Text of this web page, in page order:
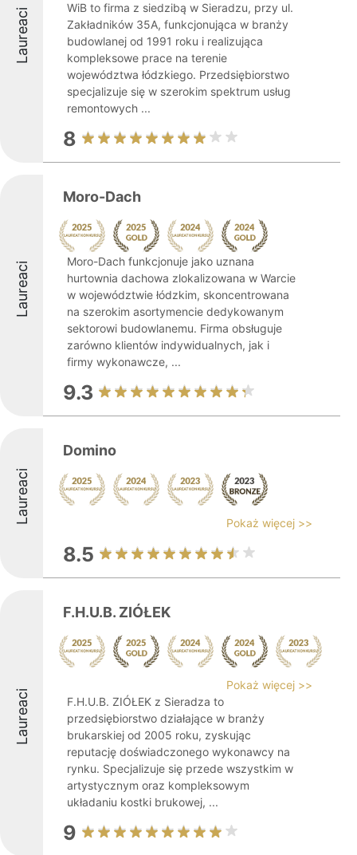
Laureaci
WiB to firma z siedzibą w Sieradzu, przy ul.
Zakładników 35A, funkcjonująca w branży
budowlanej od 1991 roku i realizująca
kompleksowe prace na terenie
województwa łódzkiego. Przedsiębiorstwo
specjalizuje się w szerokim spektrum usług
remontowych ...
8
Laureaci
Moro-Dach
Moro-Dach funkcjonuje jako uznana
hurtownia dachowa zlokalizowana w Warcie
w województwie łódzkim, skoncentrowana
na szerokim asortymencie dedykowanym
sektorowi budowlanemu. Firma obsługuje
zarówno klientów indywidualnych, jak i
firmy wykonawcze, ...
9.3
Laureaci
Domino
Pokaż więcej >>
8.5
Laureaci
F.H.U.B. ZIÓŁEK
Pokaż więcej >>
F.H.U.B. ZIÓŁEK z Sieradza to
przedsiębiorstwo działające w branży
brukarskiej od 2005 roku, zyskując
reputację doświadczonego wykonawcy na
rynku. Specjalizuje się przede wszystkim w
artystycznym oraz kompleksowym
układaniu kostki brukowej, ...
9